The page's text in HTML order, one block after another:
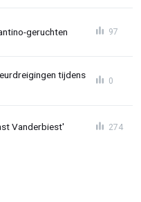
geruchten 97
tijdens
0
Vanderbiest' 274